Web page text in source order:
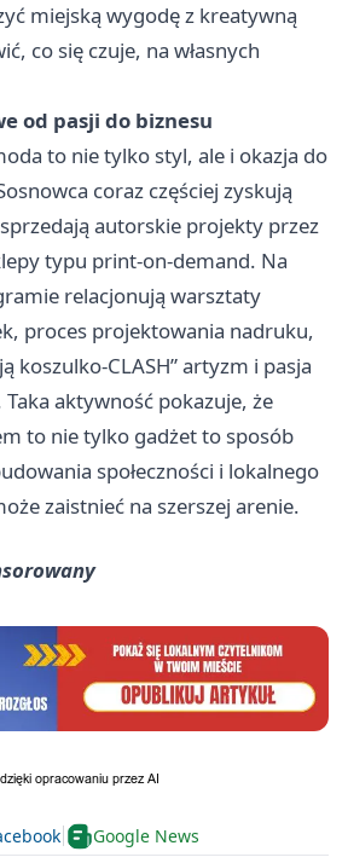
miejską wygodę z kreatywną
co się czuje, na własnych
od pasji do biznesu
to nie tylko styl, ale i okazja do
coraz częściej zyskują
autorskie projekty przez
typu print-on-demand. Na
relacjonują warsztaty
proces projektowania nadruku,
koszulko-CLASH” artyzm i pasja
aktywność pokazuje, że
to nie tylko gadżet to sposób
społeczności i lokalnego
zaistnieć na szerszej arenie.
Google News